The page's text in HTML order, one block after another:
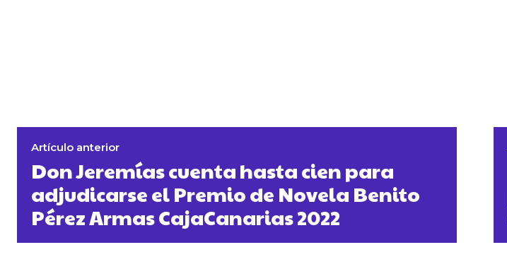
Artículo anterior
Don Jeremías cuenta hasta cien para
adjudicarse el Premio de Novela Benito
Pérez Armas CajaCanarias 2022